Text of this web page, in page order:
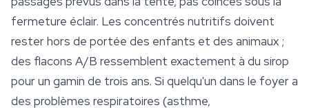
fermeture éclair. Les concentrés nutritifs doivent
rester hors de portée des enfants et des animaux ;
des flacons A/B ressemblent exactement à du sirop
pour un gamin de trois ans. Si quelqu'un dans le foyer a
des problèmes respiratoires (asthme,